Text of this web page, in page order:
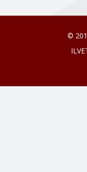
©